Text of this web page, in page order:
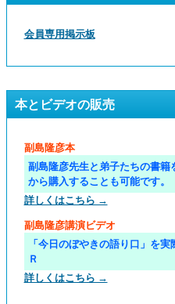
会員専用掲示板
本とビデオの販売
副島隆彦本
副島隆彦先生と弟子たちの書
から購入することも可能です。
詳しくはこちら →
副島隆彦講演ビデオ
「今日のぼやきの語り口」を
Ｒ
詳しくはこちら →